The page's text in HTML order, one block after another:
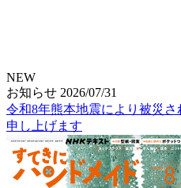
NEW
お知らせ 2026/07/31
令和8年熊本地震により被災
申し上げます